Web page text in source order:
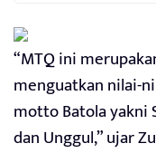
“MTQ ini
menguatkan nilai-
motto Batola yakni
dan Unggul,” ujar